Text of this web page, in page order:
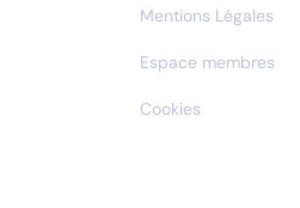
Mentions Légales
Espace membres
Cookies